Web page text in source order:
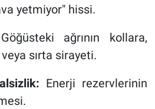
yetmiyor" hissi.
ağrının kollara,
sırta sirayeti.
Enerji rezervlerinin